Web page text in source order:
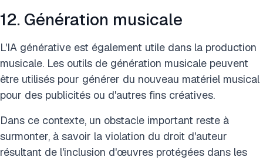
12. Génération musicale
L'IA générative est également utile dans la production
musicale. Les outils de génération musicale peuvent
être utilisés pour générer du nouveau matériel musical
pour des publicités ou d'autres fins créatives.
Dans ce contexte, un obstacle important reste à
surmonter, à savoir la violation du droit d'auteur
résultant de l'inclusion d'œuvres protégées dans les